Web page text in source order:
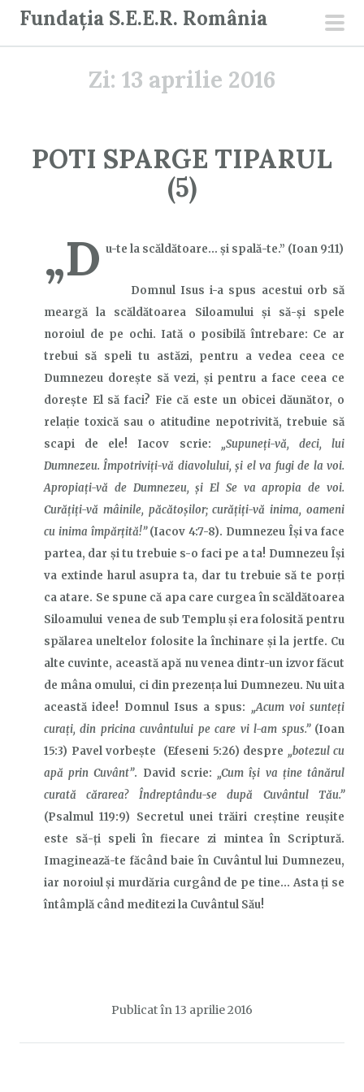
Fundația S.E.E.R. România
Zi: 13 aprilie 2016
POTI SPARGE TIPARUL
(5)
„D u-te la scăldătoare… şi spală-te.” (Ioan 9:11)
Domnul Isus i-a spus acestui orb să
meargă la scăldătoarea Siloamului și să-și spele
noroiul de pe ochi. Iată o posibilă întrebare: Ce ar
trebui să speli tu astăzi, pentru a vedea ceea ce
Dumnezeu dorește să vezi, și pentru a face ceea ce
dorește El să faci? Fie că este un obicei dăunător, o
relație toxică sau o atitudine nepotrivită, trebuie să
scapi de ele! Iacov scrie: „Supuneţi-vă, deci, lui
Dumnezeu. Împotriviţi-vă diavolului, şi el va fugi de la voi.
Apropiaţi-vă de Dumnezeu, şi El Se va apropia de voi.
Curăţiţi-vă mâinile, păcătoşilor; curăţiţi-vă inima, oameni
cu inima împărţită!”(Iacov 4:7-8). Dumnezeu Își va face
partea, dar și tu trebuie s-o faci pe a ta! Dumnezeu Își
va extinde harul asupra ta, dar tu trebuie să te porți
ca atare. Se spune că apa care curgea în scăldătoarea
Siloamului venea de sub Templu și era folosită pentru
spălarea uneltelor folosite la închinare și la jertfe. Cu
alte cuvinte, această apă nu venea dintr-un izvor făcut
de mâna omului, ci din prezența lui Dumnezeu. Nu uita
această idee! Domnul Isus a spus: „Acum voi sunteţi
curaţi, din pricina cuvântului pe care vi l-am spus.” (Ioan
15:3) Pavel vorbește (Efeseni 5:26) despre „botezul cu
apă prin Cuvânt”. David scrie:„Cum îşi va ţine tânărul
curată cărarea? Îndreptându-se după Cuvântul Tău.”
(Psalmul 119:9) Secretul unei trăiri creștine reușite
este să-ți speli în fiecare zi mintea în Scriptură.
Imaginează-te făcând baie în Cuvântul lui Dumnezeu,
iar noroiul și murdăria curgând de pe tine… Asta ți se
întâmplă când meditezi la Cuvântul Său!
Publicat în 13 aprilie 2016